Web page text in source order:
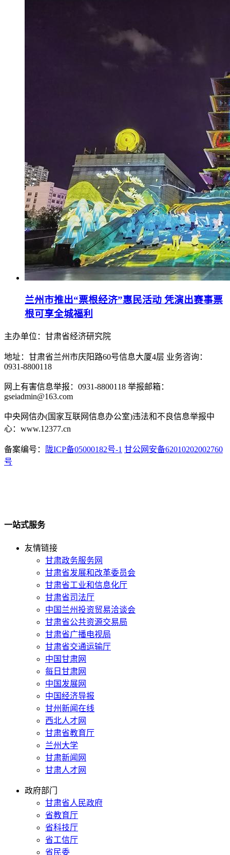
兰州市推出“票根经济”惠民活动 凭演出赛事票
根可享全城福利
主办单位：甘肃省经济研究院
地址：甘肃省兰州市庆阳路60号信息大厦4层 业务咨询：
0931-8800118
网上有害信息举报：0931-8800118 举报邮箱：
gseiadmin@163.com
中央网信办(国家互联网信息办公室)违法和不良信息举报中
心：www.12377.cn
备案编号： 陇ICP备05000182号-1 甘公网安备62010202002760
号
一站式服务
友情链接
甘肃政务服务网
甘肃省发展和改革委员会
甘肃省工业和信息化厅
甘肃省司法厅
中国兰州投资贸易洽谈会
甘肃省公共资源交易局
甘肃省广播电视局
甘肃省交通运输厅
中国甘肃网
每日甘肃网
中国发展网
中国经济导报
甘州新闻在线
西北人才网
甘肃省教育厅
兰州大学
甘肃新闻网
甘肃人才网
政府部门
甘肃省人民政府
省教育厅
省科技厅
省工信厅
省民委